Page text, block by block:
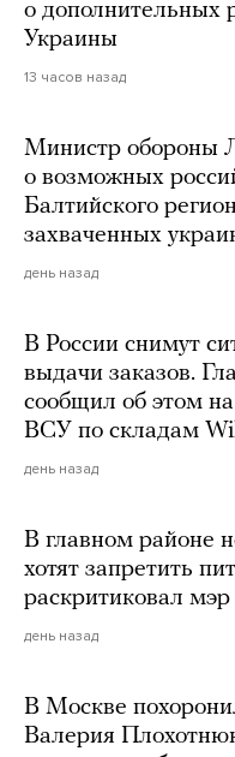
о дополнительных
Украины
13 часов назад
Министр обороны
о возможных
Балтийского
захваченных
день назад
В России снимут
выдачи заказов.
сообщил об этом
ВСУ по складам
день назад
В главном районе
хотят запретить
раскритиковал
день назад
В Москве
Валерия